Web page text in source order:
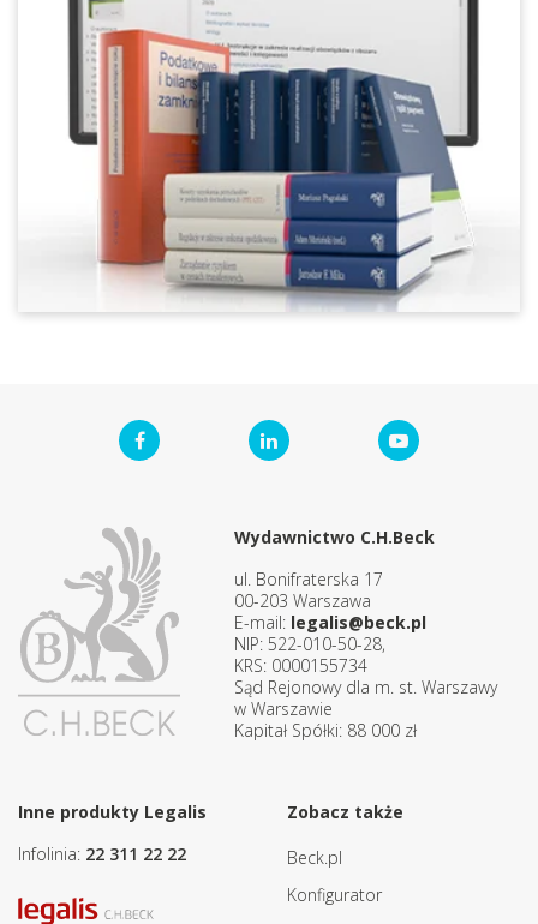
Wydawnictwo C.H.Beck
ul. Bonifraterska 17
00-203 Warszawa
E-mail: legalis@beck.pl
NIP: 522-010-50-28,
KRS: 0000155734
Sąd Rejonowy dla m. st. Warszawy
w Warszawie
Kapitał Spółki: 88 000 zł
Inne produkty Legalis
Infolinia: 22 311 22 22
Zobacz także
Beck.pl
Konfigurator